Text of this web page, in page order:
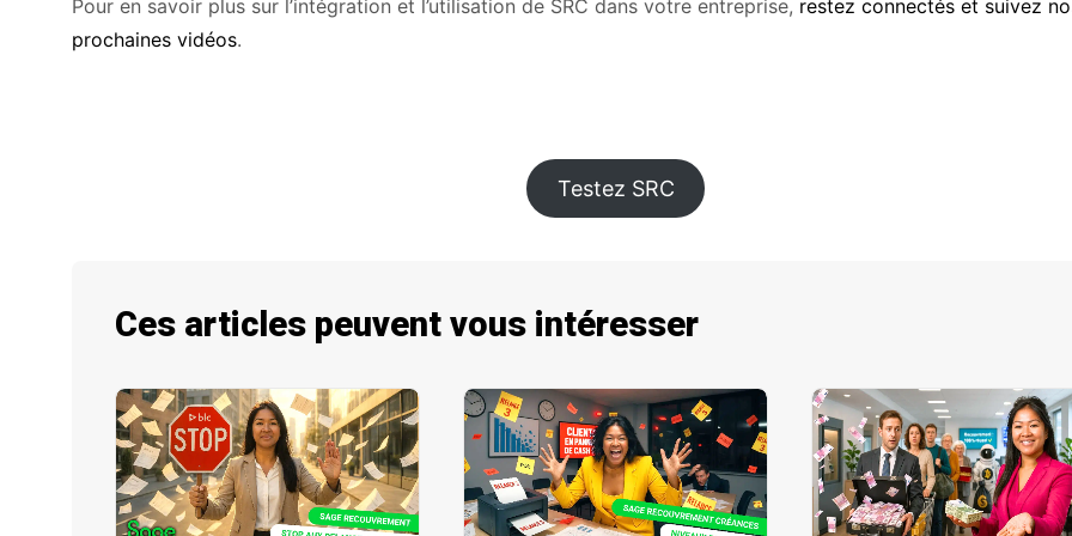
Pour en savoir plus sur l’intégration et l’utilisation de SRC dans votre entreprise, restez connectés et suivez
prochaines vidéos.
Testez SRC
Ces articles peuvent vous intéresser